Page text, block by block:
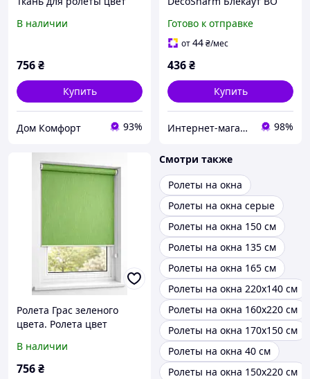
вертикальные темный
В наличии
756₴
Купить
Дом Комфорт 93%
Готово к отправке
от44₴/мес
436₴
Купить
Интернет-магазин Уют 98%
Ролета Грас зеленого
цвета. Ролета цвет
Грасс вертикальные
травяной цвет
В наличии
756₴
Смотри также
Ролеты на окна
Ролеты на окна серые
Ролеты на окна 150 см
Ролеты на окна 135 см
Ролеты на окна 165 см
Ролеты на окна 220х140 см
Ролеты на окна 160х220 см
Ролеты на окна 170х150 см
Ролеты на окна 40 см
Ролеты на окна 150х220 см